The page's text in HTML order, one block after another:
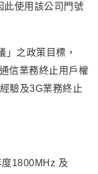
此使用該公司門號
」之政策目標，
信業務終止用戶權
驗及3G業務終止
1800MHz 及